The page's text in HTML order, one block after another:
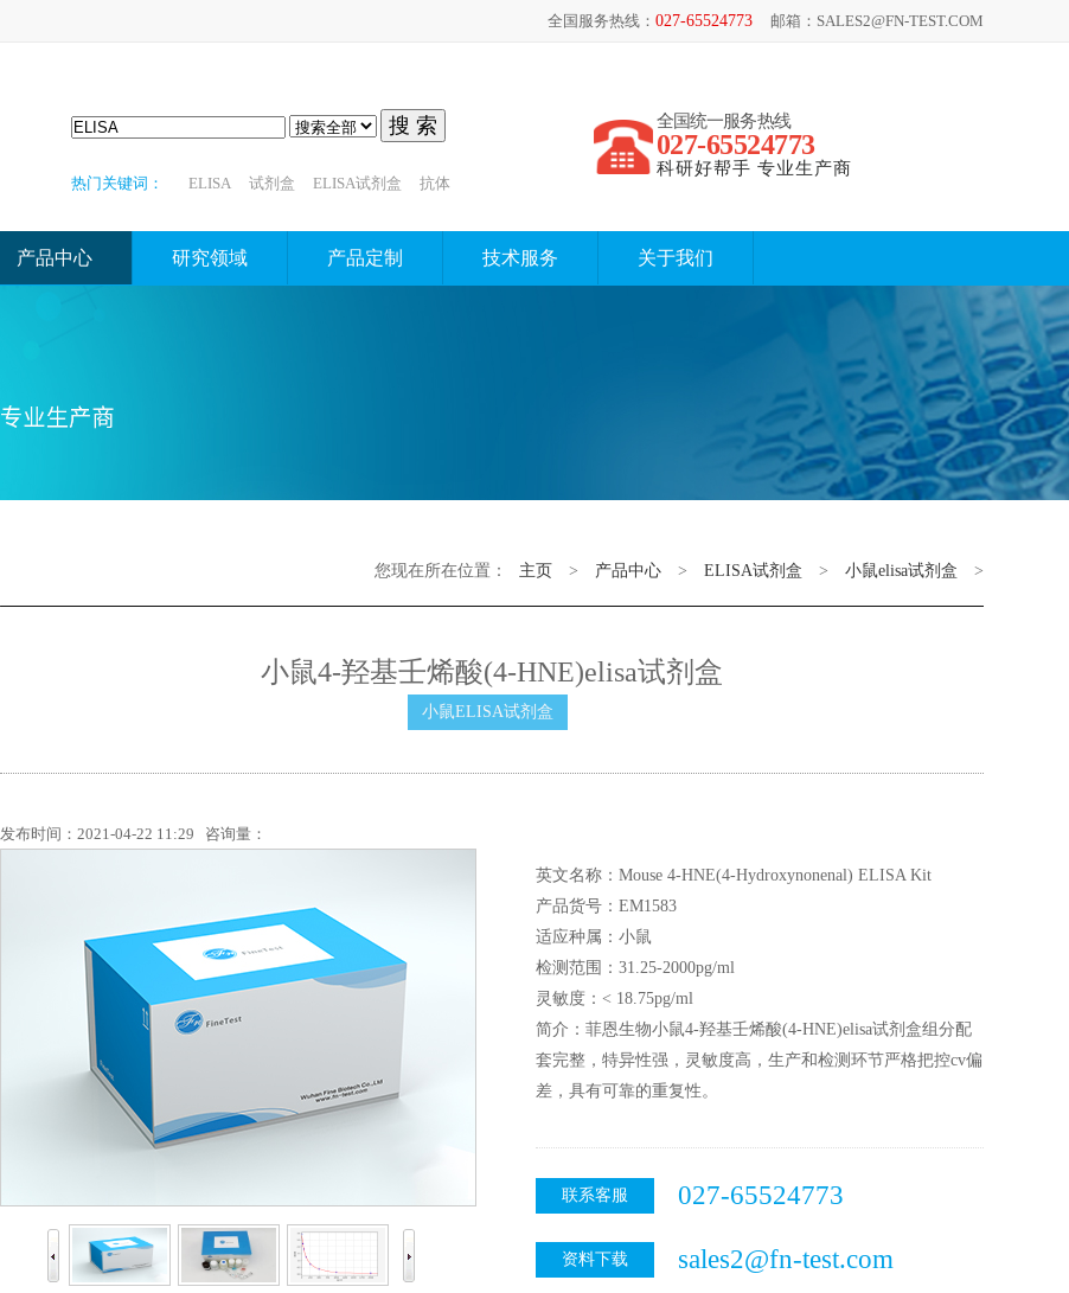
邮箱：SALES2@FN-TEST.COM
全国服务热线： 027-65524773
搜 索 全国统一服务热线
027-65524773
科研好帮手 专业生产商
热门关键词： ELISA 试剂盒 ELISA试剂盒 抗体
产品中心 研究领域 产品定制 技术服务 关于我们
您现在所在位置： 主页 > 产品中心 > ELISA试剂盒 > 小鼠elisa试剂盒 >
小鼠4-羟基壬烯酸(4-HNE)elisa试剂盒
小鼠ELISA试剂盒
发布时间：2021-04-22 11:29 咨询量：
英文名称：Mouse 4-HNE(4-Hydroxynonenal) ELISA Kit
产品货号：EM1583
适应种属：小鼠
检测范围：31.25-2000pg/ml
灵敏度：< 18.75pg/ml
简介：菲恩生物小鼠4-羟基壬烯酸(4-HNE)elisa试剂盒组分配
套完整，特异性强，灵敏度高，生产和检测环节严格把控cv偏
差，具有可靠的重复性。
联系客服 027-65524773
资料下载 sales2@fn-test.com